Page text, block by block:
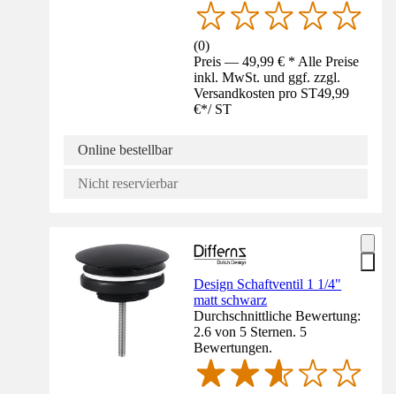
(0)
Preis — 49,99 € * Alle Preise
inkl. MwSt. und ggf. zzgl.
Versandkosten pro ST49,99
€*/ ST
Online bestellbar
Nicht reservierbar
Design Schaftventil 1 1/4"
matt schwarz
Durchschnittliche Bewertung:
2.6 von 5 Sternen. 5
Bewertungen.